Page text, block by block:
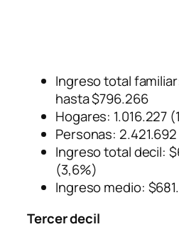
Ingreso total
hasta $796.266
Hogares: 1.016.227
Personas: 2.421.692
Ingreso total decil:
(3,6%)
Ingreso medio:
Tercer decil